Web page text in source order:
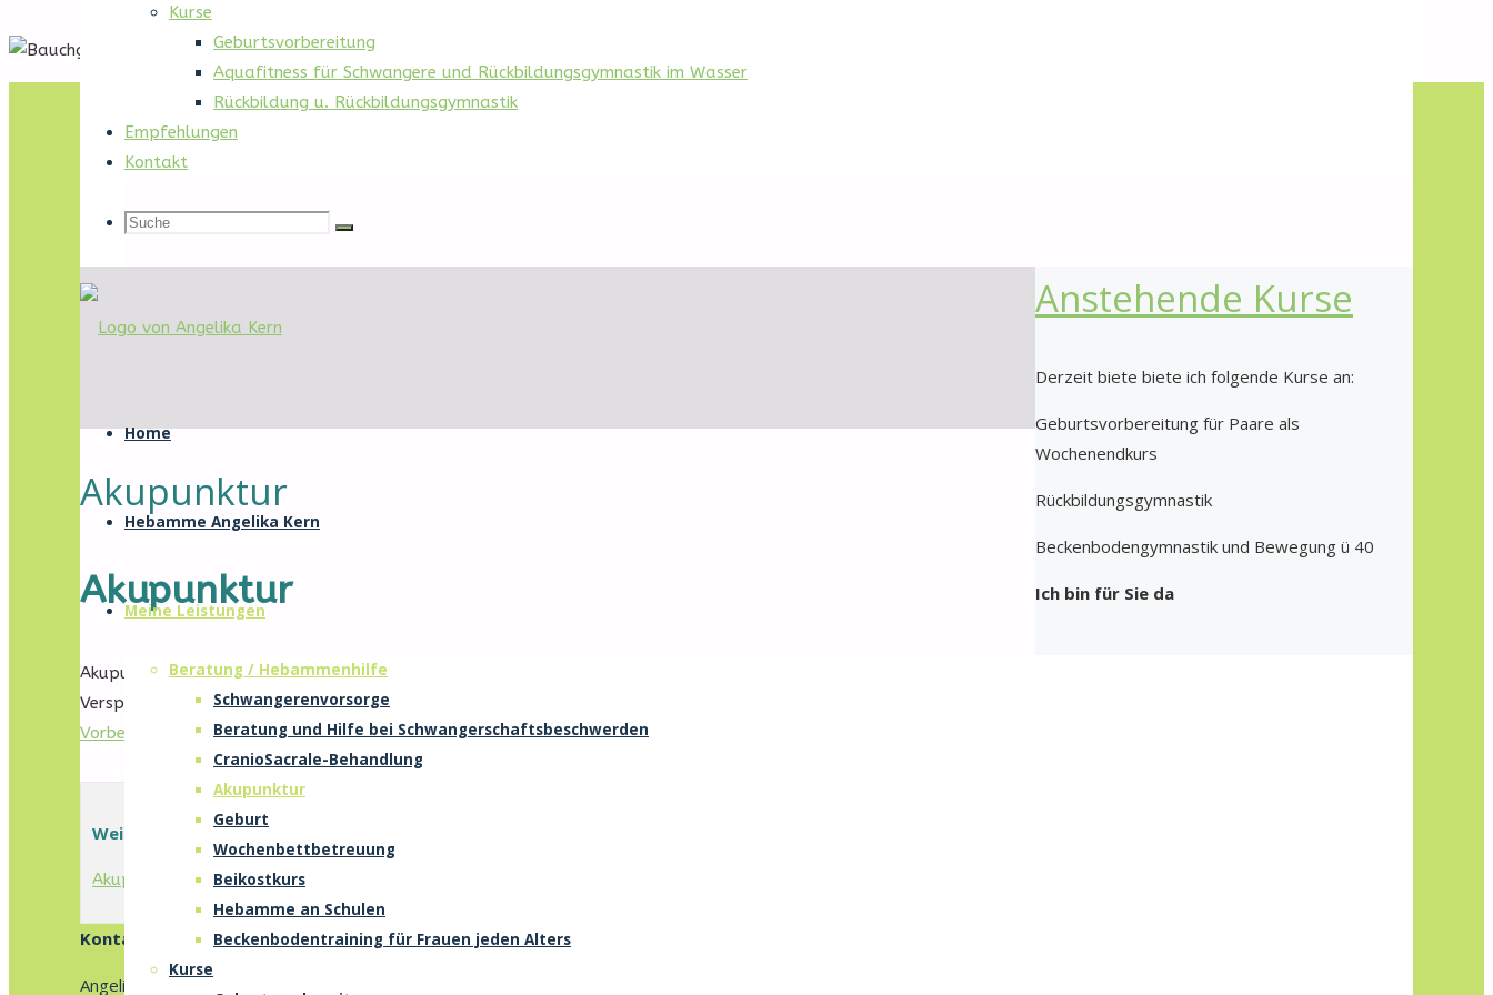
Kurse
Geburtsvorbereitung
Aquafitness für Schwangere und Rückbildungsgymnastik im Wasser
Rückbildung u. Rückbildungsgymnastik
Empfehlungen
Kontakt
Suche
Suche
Suche
Fritzlar
auf
von
Hebamme
Kern
InhaltHome
Hebamme Angelika Kern
Meine Leistungen
Beratung / Hebammenhilfe
Schwangerenvorsorge
Beratung und Hilfe bei Schwangerschaftsbeschwerden
CranioSacrale-Behandlung
Akupunktur
Geburt
Wochenbettbetreuung
Beikostkurs
Hebamme an Schulen
Beckenbodentraining für Frauen jeden Alters
Kurse
Start
Meine Leistungen Beratung / Hebammenhilfe Akupunktur
Akupunktur
Akupunktur
Akupunktur kann bei Schwangerschaftsbeschwerden vielseitig eingesetzt werden, z.B. bei Schlafstörungen, Übelkeit,
Verspannungen und Kopfschmerzen. Die Behandlung mit Akupunkturnadeln wirkt entspannend und dient auch als
Vorbereitung
auf die Geburt.
Weiterführende Links
Akupunktur bei der Geburt (Wikipedia)
Anstehende Kurse
Derzeit biete biete ich folgende Kurse an:
Geburtsvorbereitung für Paare als
Wochenendkurs
Rückbildungsgymnastik
Beckenbodengymnastik und Bewegung ü 40
Ich bin für Sie da
Kontakt
Angelika Kern